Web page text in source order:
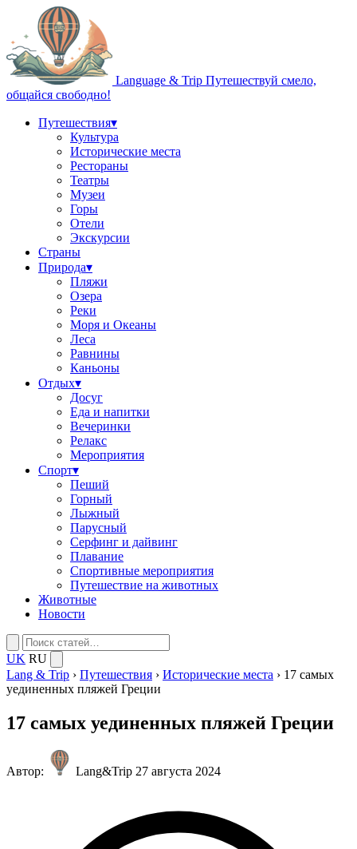
Language & Trip Путешествуй смело,
общайся свободно!
Путешествия▾
Культура
Исторические места
Рестораны
Театры
Музеи
Горы
Отели
Экскурсии
Страны
Природа▾
Пляжи
Озера
Реки
Моря и Океаны
Леса
Равнины
Каньоны
Отдых▾
Досуг
Еда и напитки
Вечеринки
Релакс
Мероприятия
Спорт▾
Пеший
Горный
Лыжный
Парусный
Серфинг и дайвинг
Плавание
Спортивные мероприятия
Путешествие на животных
Животные
Новости
UK RU
Lang & Trip › Путешествия › Исторические места › 17 самых
уединенных пляжей Греции
17 самых уединенных пляжей Греции
Автор: Lang&Trip 27 августа 2024